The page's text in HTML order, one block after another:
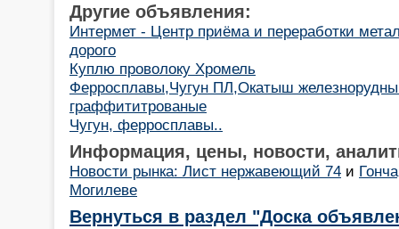
Другие объявления:
Интермет - Центр приёма и переработки
дорого
Куплю проволоку Хромель
Ферросплавы,Чугун ПЛ,Окатыш
граффититрованые
Чугун, ферросплавы..
Информация, цены, новости,
Новости рынка: Лист нержавеющий 74 и
Могилеве
Вернуться в раздел "Доска